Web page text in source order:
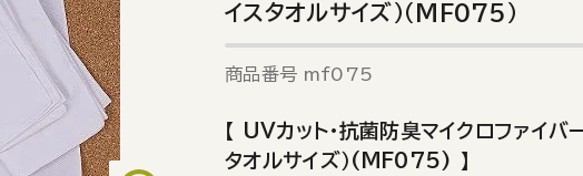
イスタオルサイズ）（MF075）
商品番号 mf075
【 UVカット・抗菌防臭マイクロファイバ
タオルサイズ）(MF075) 】